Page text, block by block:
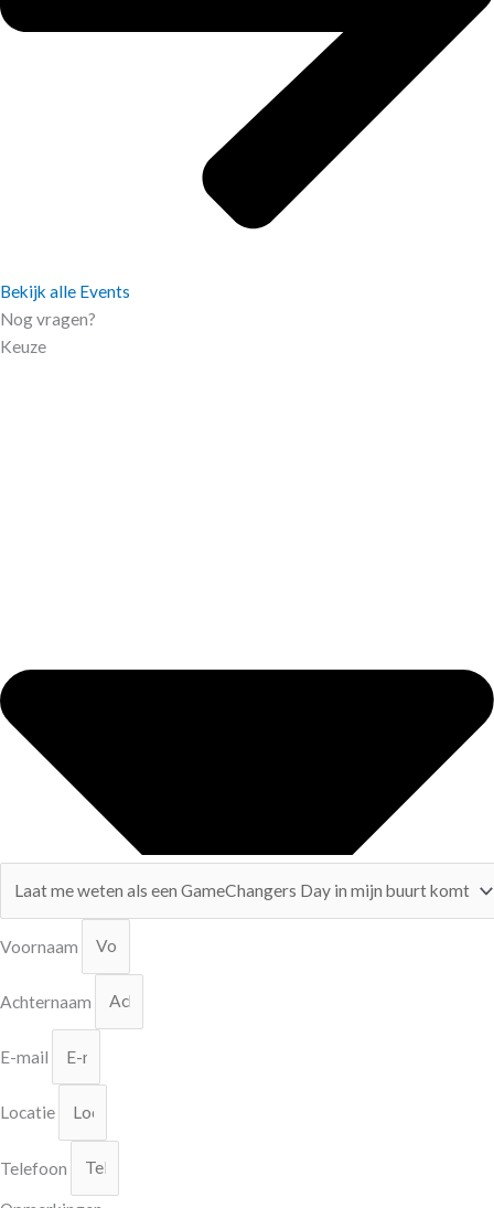
Bekijk alle Events
Nog vragen?
Keuze
Voornaam
Achternaam
E-mail
Locatie
Telefoon